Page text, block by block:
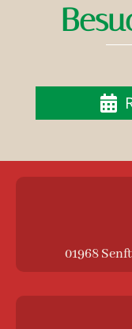

01968